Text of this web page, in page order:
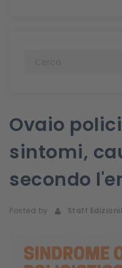
Ovaio
sintomi,
secondo
Posted by Staff